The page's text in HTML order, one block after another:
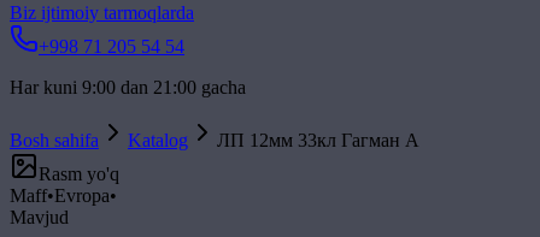
Biz ijtimoiy tarmoqlarda
+998 71 205 54 54
Har kuni 9:00 dan 21:00 gacha
Bosh sahifa Katalog
ЛП 12мм 33кл Гагман A
Rasm yo'q
Maff•Evropa•
Mavjud